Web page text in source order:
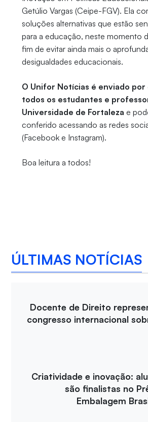
Getúlio Vargas (Ceipe-FGV). Ela
soluções alternativas que estão
para a educação, neste momento
fim de evitar ainda mais o
desigualdades educacionais.
O Unifor Notícias é enviado por
todos os estudantes e
Universidade de Fortaleza e
conferido acessando as redes
(Facebook e Instagram).
Boa leitura a todos!
ÚLTIMAS NOTÍCIAS
Docente de Direito
congresso internacional
Criatividade e inovação:
são finalistas no
Embalagem